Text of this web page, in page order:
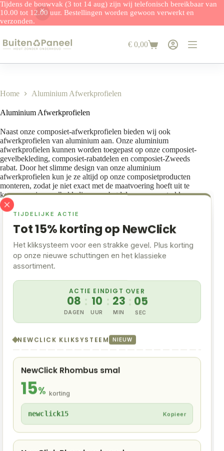
Tijdens de bouwvak (3 tot 14 aug) zijn wij telefonisch bereikbaar van
10.00 tot 12.00 uur. Bestellingen worden gewoon verwerkt en
verzonden.
naar
de
TIJDELIJKE ACTIE
Tot 15% korting op NewClick
Het kliksysteem voor een strakke gevel. Plus korting
op onze nieuwe schuttingen en het klassieke
assortiment.
ACTIE EINDIGT OVER
08
DAGEN
: 10
UUR
: 23
MIN
: 05
SEC
NEWCLICK KLIKSYSTEEM NIEUW
NewClick Rhombus smal
15% korting
newclick15 Kopieer
Winkelwagen
€ 0,00
Home Aluminium Afwerkprofielen
Aluminium Afwerkprofielen
Naast onze composiet-afwerkprofielen bieden wij ook
afwerkprofielen van aluminium aan. Onze aluminium
afwerkprofielen kunnen worden toegepast op onze composiet-
gevelbekleding, composiet-rabatdelen en composiet-Zweeds
rabat. Door het slimme design van onze aluminium
afwerkprofielen kun je ze altijd op onze composietproducten
monteren, zodat je niet exact met de maatvoering hoeft uit te
komen om je gevelbekleding en rabatdelen van een strakke
afwerking te voorzien!
Aluminium (4)
Aluminium